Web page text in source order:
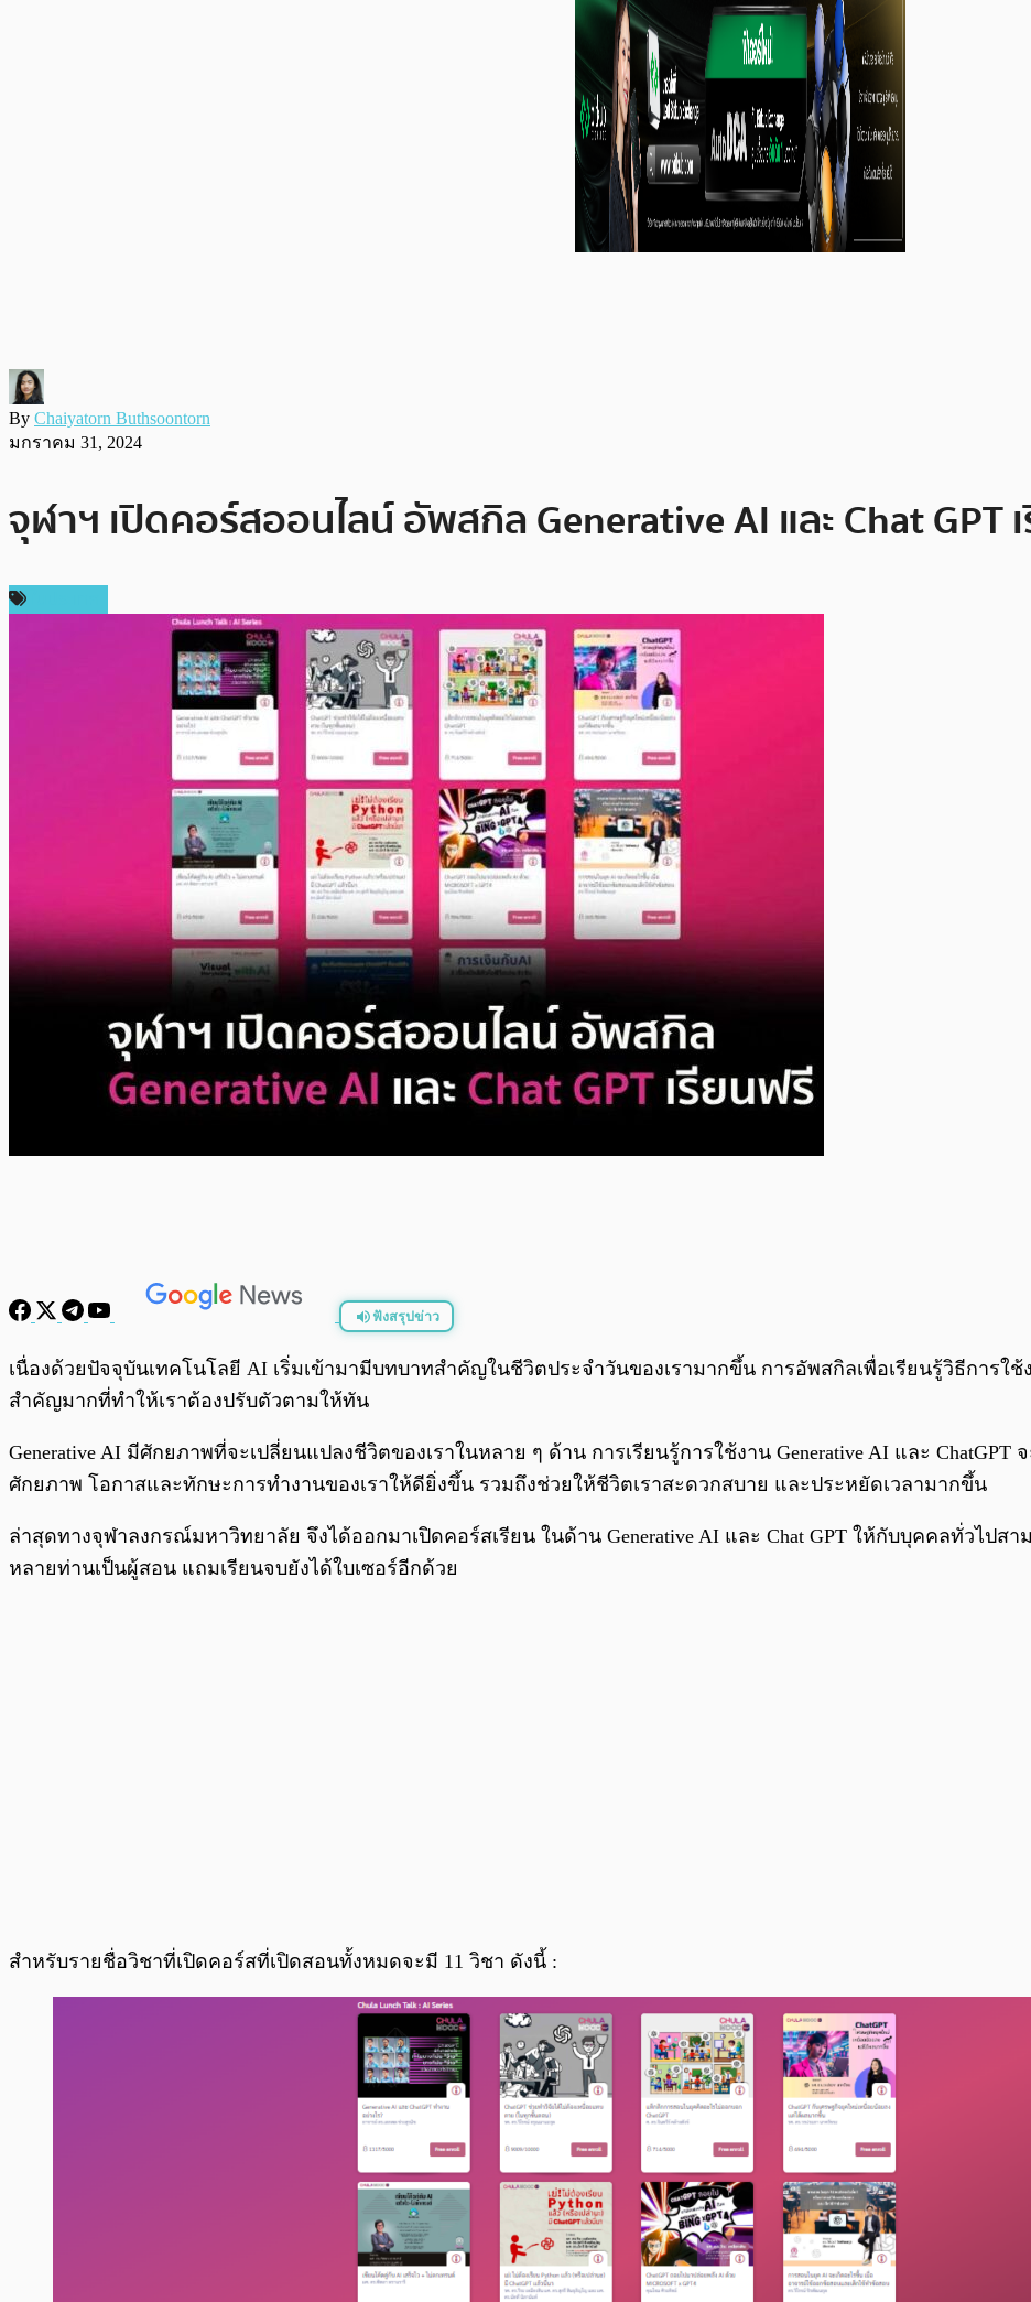
By Chaiyatorn Buthsoontorn
มกราคม 31, 2024
จุฬาฯ เปิดคอร์สออนไลน์ อัพสกิล Generative AI และ Chat GPT
ฟังสรุปข่าว
พร้อมเล่น
เนื่องด้วยปัจจุบันเทคโนโลยี AI เริ่มเข้ามามีบทบาทสำคัญในชีวิตประจำวันของเรามากขึ้น การอัพสกิลเพื่อเรียนรู้วิธีการใช้งา
สำคัญมากที่ทำให้เราต้องปรับตัวตามให้ทัน
Generative AI มีศักยภาพที่จะเปลี่ยนแปลงชีวิตของเราในหลาย ๆ ด้าน การเรียนรู้การใช้งาน Generative AI และ
ศักยภาพ โอกาสและทักษะการทำงานของเราให้ดียิ่งขึ้น รวมถึงช่วยให้ชีวิตเราสะดวกสบาย และประหยัดเวลามากขึ้น
ล่าสุดทางจุฬาลงกรณ์มหาวิทยาลัย จึงได้ออกมาเปิดคอร์สเรียน ในด้าน Generative AI และ Chat GPT ให้กับบุคคลทั่วไปส
หลายท่านเป็นผู้สอน แถมเรียนจบยังได้ใบเซอร์อีกด้วย
สำหรับรายชื่อวิชาที่เปิดคอร์สที่เปิดสอนทั้งหมดจะมี 11 วิชา ดังนี้ :